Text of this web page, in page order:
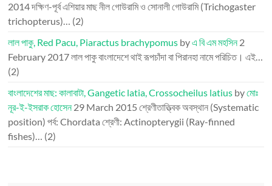
2014দক্ষিণ-পূর্ব এশিয়ার মাছ নীল গোউরামি ও সোনালী গোউরামি (Trichogaster
trichopterus)… (2)
লাল পাকু, Red Pacu, Piaractus brachypomus byএ বি এম মহসিন2
February 2017লাল পাকু বাংলাদেশে থাই রূপচাঁদা বা পিরানহা নামে পরিচিত। এই…
(2)
বাংলাদেশের মাছ: কালাবাটা, Gangetic latia, Crossocheilus latius byমোঃ
নূর-ই-ইসরাক হোসেন29 March 2015 শ্রেণীতাত্ত্বিক অবস্থান (Systematic
position) পর্ব: Chordata শ্রেণী: Actinopterygii (Ray-finned
fishes)… (2)